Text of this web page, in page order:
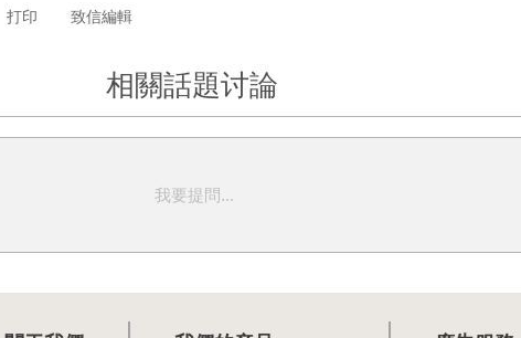
致信編輯
打印
相關話題讨論
我要提問...